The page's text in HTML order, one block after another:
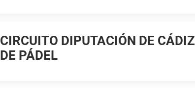
CIRCUITO DIPUTACIÓN DE CÁDIZ
DE PÁDEL